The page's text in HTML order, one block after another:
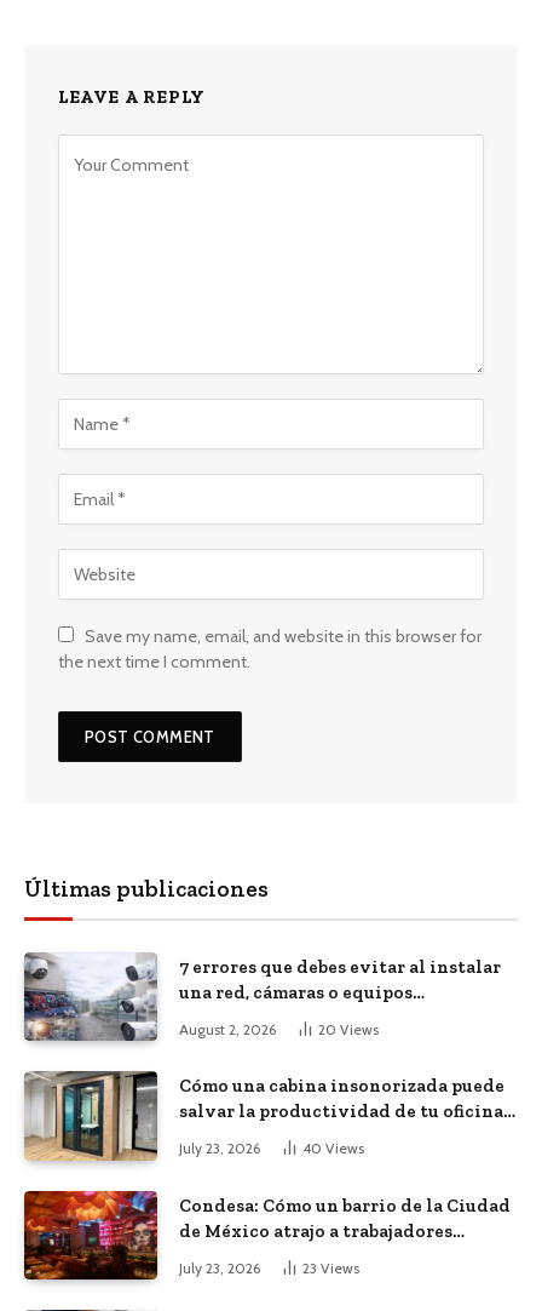
LEAVE A REPLY
Save my name, email, and website in this browser for
the next time I comment.
Últimas publicaciones
7 errores que debes evitar al instalar
una red, cámaras o equipos
tecnológicos en una empresa
August 2, 2026 20 Views
Cómo una cabina insonorizada puede
salvar la productividad de tu oficina
July 23, 2026 40 Views
Condesa: Cómo un barrio de la Ciudad
de México atrajo a trabajadores
remotos de todo el mundo
July 23, 2026 23 Views